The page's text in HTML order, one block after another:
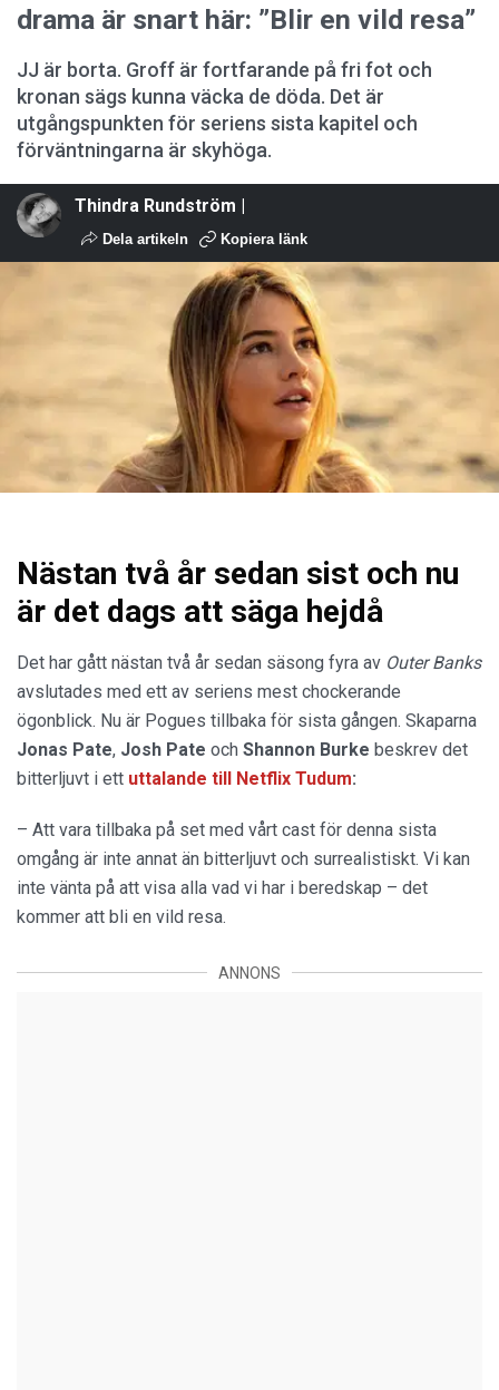
drama är snart här: ”Blir en vild resa”
JJ är borta. Groff är fortfarande på fri fot och
kronan sägs kunna väcka de döda. Det är
utgångspunkten för seriens sista kapitel och
förväntningarna är skyhöga.
Thindra Rundström |
Dela artikeln Kopiera länk
Nästan två år sedan sist och nu
är det dags att säga hejdå
Det har gått nästan två år sedan säsong fyra av Outer Banks
avslutades med ett av seriens mest chockerande
ögonblick. Nu är Pogues tillbaka för sista gången. Skaparna
Jonas Pate, Josh Pate och Shannon Burke beskrev det
bitterljuvt i ett uttalande till Netflix Tudum:
– Att vara tillbaka på set med vårt cast för denna sista
omgång är inte annat än bitterljuvt och surrealistiskt. Vi kan
inte vänta på att visa alla vad vi har i beredskap – det
kommer att bli en vild resa.
ANNONS